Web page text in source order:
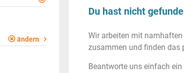
ändern
Du hast nicht
Wir arbeiten mit
zusammen und finden das
Beantworte uns einfach